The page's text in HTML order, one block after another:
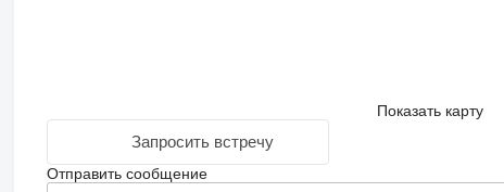
Показать карту
Запросить встречу
Отправить сообщение